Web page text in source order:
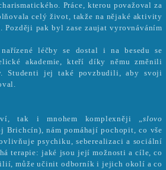
Práce, kterou považoval za
celý život, takže na nějaké aktivity
Později pak byl zase zaujat vyrovnáváním
léčby se dostal i na besedu se
akademie, kteří díky němu změnili
Studenti jej také povzbudili, aby svoji
tak i mnohem komplexněji „slovo
Brichcín), nám pomáhají pochopit, co vše
psychiku, seberealizaci a sociální
terapie: jaké jsou její možnosti a cíle, co
může učinit odborník i jejich okolí a co